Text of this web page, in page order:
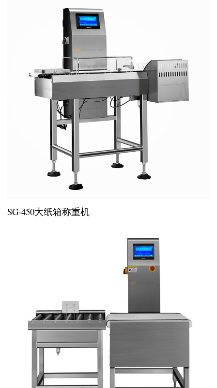
SG-450大纸箱称重机